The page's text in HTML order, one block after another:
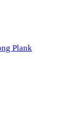
Plank